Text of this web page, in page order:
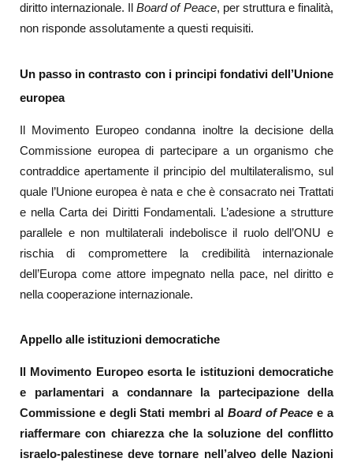
diritto internazionale. IlBoard of Peace, per struttura e finalità,
non risponde assolutamente a questi requisiti.
Un passo in contrasto con i principi fondativi dell’Unione
europea
Il Movimento Europeo condanna inoltre la decisione della
Commissione europea di partecipare a un organismo che
contraddice apertamente il principio del multilateralismo, sul
quale l’Unione europea è nata e che è consacrato nei Trattati
e nella Carta dei Diritti Fondamentali. L’adesione a strutture
parallele e non multilaterali indebolisce il ruolo dell’ONU e
rischia di compromettere la credibilità internazionale
dell’Europa come attore impegnato nella pace, nel diritto e
nella cooperazione internazionale.
Appello alle istituzioni democratiche
Il Movimento Europeo esorta le istituzioni democratiche
e parlamentari a condannare la partecipazione della
Commissione e degli Stati membri al Board of Peace e a
riaffermare con chiarezza che la soluzione del conflitto
israelo‑palestinese deve tornare nell’alveo delle Nazioni